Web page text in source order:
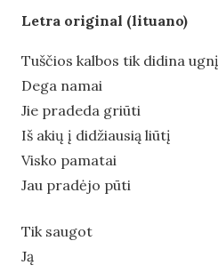
Letra original (lituano)
Tuščios kalbos tik didina ugnį
Dega namai
Jie pradeda griūti
Iš akių į didžiausią liūtį
Visko pamatai
Jau pradėjo pūti
Tik saugot
Ją